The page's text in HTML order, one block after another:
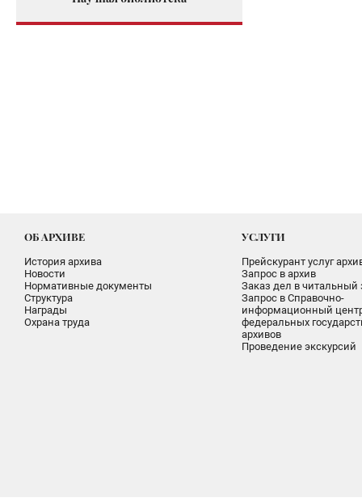
ОБ АРХИВЕ
История архива
Новости
Нормативные документы
Структура
Награды
Охрана труда
УСЛУГИ
Прейскурант услуг
Запрос в архив
Заказ дел в читальный
Запрос в Справочно-
информационный
федеральных
архивов
Проведение экскурсий